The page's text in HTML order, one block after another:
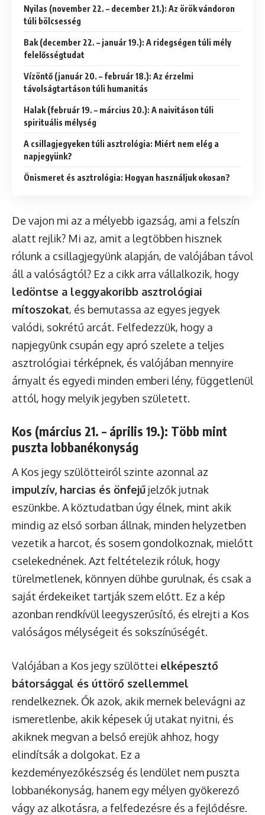
Nyilas (november 22. – december 21.): Az örök vándoron
túli bölcsesség
Bak (december 22. – január 19.): A ridegségen túli mély
felelősségtudat
Vízöntő (január 20. – február 18.): Az érzelmi
távolságtartáson túli humanitás
Halak (február 19. – március 20.): A naivitáson túli
spirituális mélység
A csillagjegyeken túli asztrológia: Miért nem elég a
napjegyünk?
Önismeret és asztrológia: Hogyan használjuk okosan?
De vajon mi az a mélyebb igazság, ami a felszín
alatt rejlik? Mi az, amit a legtöbben hisznek
rólunk a csillagjegyünk alapján, de valójában távol
áll a valóságtól? Ez a cikk arra vállalkozik, hogy
ledöntse a leggyakoribb asztrológiai
mítoszokat, és bemutassa az egyes jegyek
valódi, sokrétű arcát. Felfedezzük, hogy a
napjegyünk csupán egy apró szelete a teljes
asztrológiai térképnek, és valójában mennyire
árnyalt és egyedi minden emberi lény, függetlenül
attól, hogy melyik jegyben született.
Kos (március 21. – április 19.): Több mint
puszta lobbanékonyság
A Kos jegy szülötteiről szinte azonnal az
impulzív, harcias és önfejű jelzők jutnak
eszünkbe. A köztudatban úgy élnek, mint akik
mindig az első sorban állnak, minden helyzetben
vezetik a harcot, és sosem gondolkoznak, mielőtt
cselekednének. Azt feltételezik róluk, hogy
türelmetlenek, könnyen dühbe gurulnak, és csak a
saját érdekeiket tartják szem előtt. Ez a kép
azonban rendkívül leegyszerűsítő, és elrejti a Kos
valóságos mélységeit és sokszínűségét.
Valójában a Kos jegy szülöttei elképesztő
bátorsággal és úttörő szellemmel
rendelkeznek. Ők azok, akik mernek belevágni az
ismeretlenbe, akik képesek új utakat nyitni, és
akiknek megvan a belső erejük ahhoz, hogy
elindítsák a dolgokat. Ez a
kezdeményezőkészség és lendület nem puszta
lobbanékonyság, hanem egy mélyen gyökerező
vágy az alkotásra, a felfedezésre és a fejlődésre.